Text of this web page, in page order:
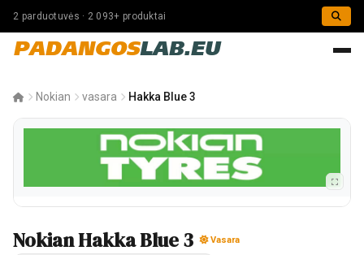
2 parduotuvės · 2 093+ produktai
PADANGOSLAB.EU
Nokian vasara Hakka Blue 3
Nokian Hakka Blue 3 Vasara